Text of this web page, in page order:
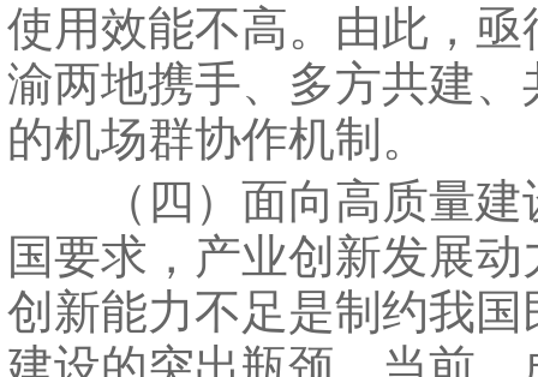
使用效能不高。由此，亟
渝两地携手、多方共建、
的机场群协作机制。
（四）面向高质量建
国要求，产业创新发展
创新能力不足是制约我国